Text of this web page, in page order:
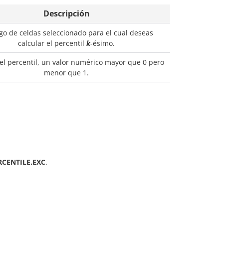
Descripción
de celdas seleccionado para el cual deseas
calcular el percentil k-ésimo.
percentil, un valor numérico mayor que 0 pero
menor que 1.
.